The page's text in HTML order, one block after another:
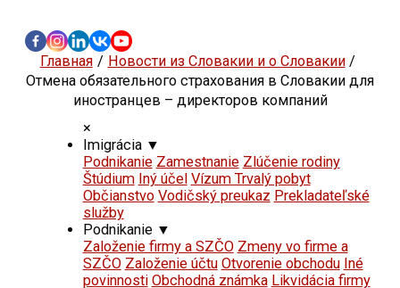
Главная
Новости из Словакии и о Словакии
Отмена обязательного страхования в Словакии для
иностранцев – директоров компаний
×
Imigrácia ▼
Podnikanie Zamestnanie Zlúčenie rodiny
Štúdium Iný účel Vízum Trvalý pobyt
Občianstvo Vodičský preukaz Prekladateľské
služby
Podnikanie ▼
Založenie firmy a SZČO Zmeny vo firme a
SZČO Založenie účtu Otvorenie obchodu Iné
povinnosti Obchodná známka Likvidácia firmy